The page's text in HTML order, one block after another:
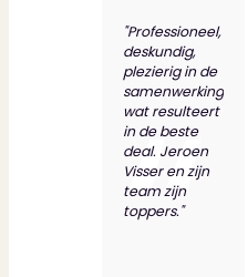
"Professioneel,
deskundig,
plezierig in de
samenwerking
wat resulteert
in de beste
deal. Jeroen
Visser en zijn
team zijn
toppers."